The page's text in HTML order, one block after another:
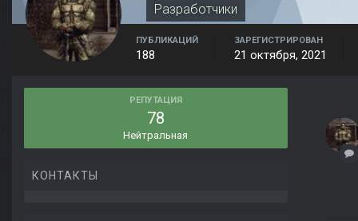
Разработчики
ПУБЛИКАЦИЙ
188
ЗАРЕГИСТРИРОВАН
21 октября, 2021
РЕПУТАЦИЯ
78
Нейтральная
КОНТАКТЫ